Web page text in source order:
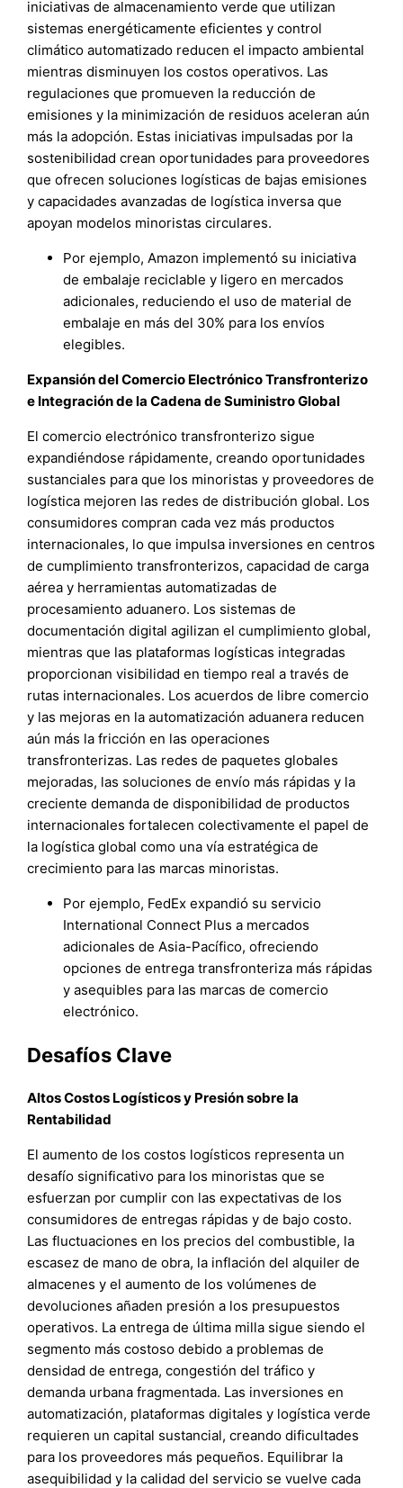
iniciativas de almacenamiento verde que utilizan
sistemas energéticamente eficientes y control
climático automatizado reducen el impacto ambiental
mientras disminuyen los costos operativos. Las
regulaciones que promueven la reducción de
emisiones y la minimización de residuos aceleran aún
más la adopción. Estas iniciativas impulsadas por la
sostenibilidad crean oportunidades para proveedores
que ofrecen soluciones logísticas de bajas emisiones
y capacidades avanzadas de logística inversa que
apoyan modelos minoristas circulares.
Por ejemplo, Amazon implementó su iniciativa
de embalaje reciclable y ligero en mercados
adicionales, reduciendo el uso de material de
embalaje en más del 30% para los envíos
elegibles.
Expansión del Comercio Electrónico Transfronterizo
e Integración de la Cadena de Suministro Global
El comercio electrónico transfronterizo sigue
expandiéndose rápidamente, creando oportunidades
sustanciales para que los minoristas y proveedores de
logística mejoren las redes de distribución global. Los
consumidores compran cada vez más productos
internacionales, lo que impulsa inversiones en centros
de cumplimiento transfronterizos, capacidad de carga
aérea y herramientas automatizadas de
procesamiento aduanero. Los sistemas de
documentación digital agilizan el cumplimiento global,
mientras que las plataformas logísticas integradas
proporcionan visibilidad en tiempo real a través de
rutas internacionales. Los acuerdos de libre comercio
y las mejoras en la automatización aduanera reducen
aún más la fricción en las operaciones
transfronterizas. Las redes de paquetes globales
mejoradas, las soluciones de envío más rápidas y la
creciente demanda de disponibilidad de productos
internacionales fortalecen colectivamente el papel de
la logística global como una vía estratégica de
crecimiento para las marcas minoristas.
Por ejemplo, FedEx expandió su servicio
International Connect Plus a mercados
adicionales de Asia-Pacífico, ofreciendo
opciones de entrega transfronteriza más rápidas
y asequibles para las marcas de comercio
electrónico.
Desafíos Clave
Altos Costos Logísticos y Presión sobre la
Rentabilidad
El aumento de los costos logísticos representa un
desafío significativo para los minoristas que se
esfuerzan por cumplir con las expectativas de los
consumidores de entregas rápidas y de bajo costo.
Las fluctuaciones en los precios del combustible, la
escasez de mano de obra, la inflación del alquiler de
almacenes y el aumento de los volúmenes de
devoluciones añaden presión a los presupuestos
operativos. La entrega de última milla sigue siendo el
segmento más costoso debido a problemas de
densidad de entrega, congestión del tráfico y
demanda urbana fragmentada. Las inversiones en
automatización, plataformas digitales y logística verde
requieren un capital sustancial, creando dificultades
para los proveedores más pequeños. Equilibrar la
asequibilidad y la calidad del servicio se vuelve cada